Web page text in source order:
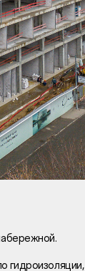
гидроизоляции,